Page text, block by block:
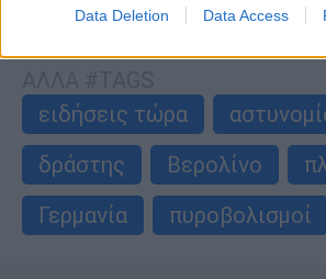
Data Deletion Data Access
περισσότερα άρθρα
ειδήσεις τώρα
δράστης
Βερολίνο
Γερμανία
πυροβολισμοί